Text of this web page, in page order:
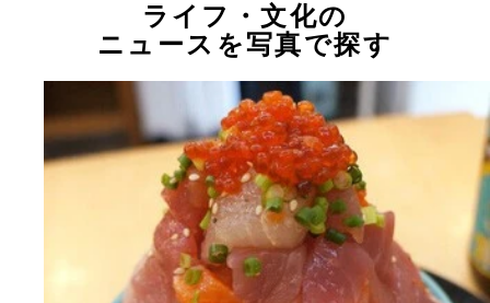
ライフ・文化の
ニュースを写真で探す